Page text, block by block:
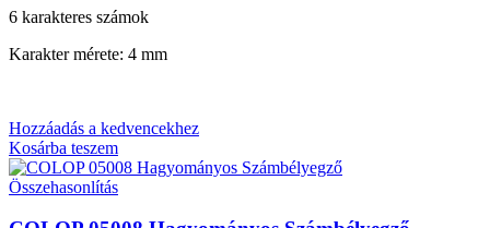
6 karakteres számok
Karakter mérete: 4 mm
Hozzáadás a kedvencekhez
Kosárba teszem
Összehasonlítás